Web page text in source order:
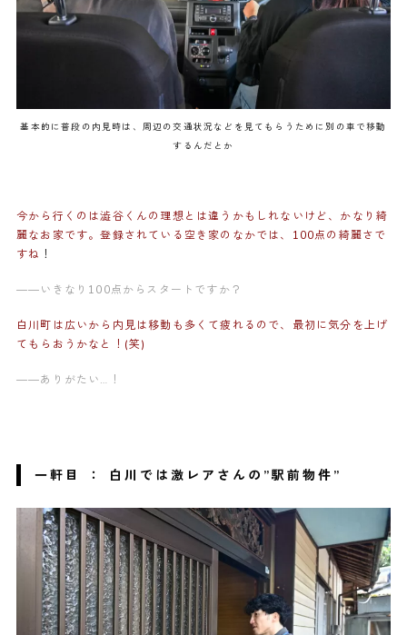
基本的に普段の内見時は、周辺の交通状況などを見てもらうために別の車で移動
するんだとか
今から行くのは澁谷くんの理想とは違うかもしれないけど、かなり綺
麗なお家です。登録されている空き家のなかでは、100点の綺麗さで
すね ！
——いきなり100点からスタートですか？
白川町は広いから内見は移動も多くて疲れるので、最初に気分を上げ
てもらおうかなと！(笑)
——ありがたい…！
一軒目 ： 白川では激レアさんの”駅前物件”